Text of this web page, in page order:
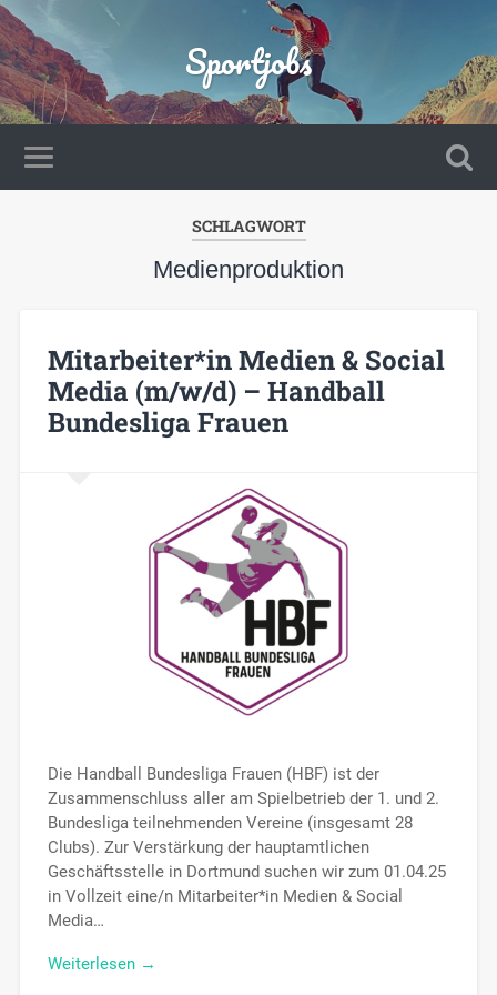
Sportjobs
SCHLAGWORT
Medienproduktion
Mitarbeiter*in Medien & Social
Media (m/w/d) – Handball
Bundesliga Frauen
Die Handball Bundesliga Frauen (HBF) ist der
Zusammenschluss aller am Spielbetrieb der 1. und 2.
Bundesliga teilnehmenden Vereine (insgesamt 28
Clubs). Zur Verstärkung der hauptamtlichen
Geschäftsstelle in Dortmund suchen wir zum 01.04.25
in Vollzeit eine/n Mitarbeiter*in Medien & Social
Media…
Weiterlesen →